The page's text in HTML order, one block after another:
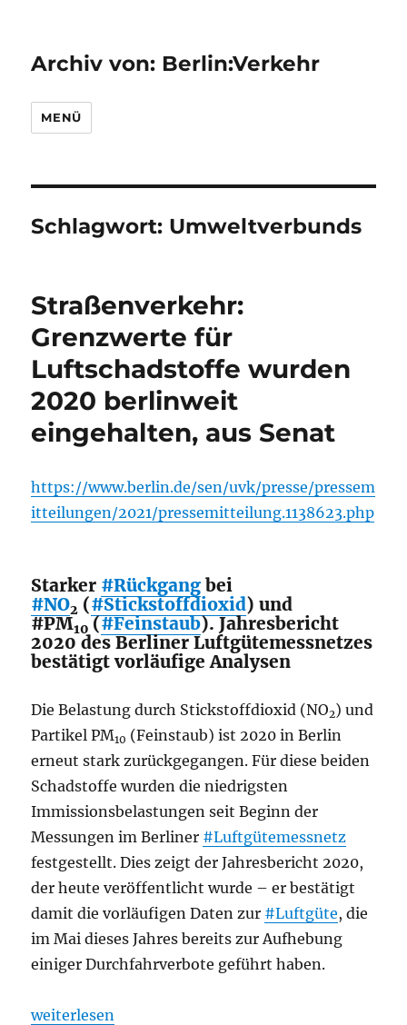
Archiv von: Berlin:Verkehr
MENÜ
Schlagwort: Umweltverbunds
Straßenverkehr:
Grenzwerte für
Luftschadstoffe wurden
2020 berlinweit
eingehalten, aus Senat
https://www.berlin.de/sen/uvk/presse/pressem
itteilungen/2021/pressemitteilung.1138623.php
Starker #Rückgang bei
#NO2 (#Stickstoffdioxid) und
#PM10(#Feinstaub). Jahresbericht
2020 des Berliner Luftgütemessnetzes
bestätigt vorläufige Analysen
Die Belastung durch Stickstoffdioxid (NO2) und
Partikel PM10 (Feinstaub) ist 2020 in Berlin
erneut stark zurückgegangen. Für diese beiden
Schadstoffe wurden die niedrigsten
Immissionsbelastungen seit Beginn der
Messungen im Berliner #Luftgütemessnetz
festgestellt. Dies zeigt der Jahresbericht 2020,
der heute veröffentlicht wurde – er bestätigt
damit die vorläufigen Daten zur #Luftgüte, die
im Mai dieses Jahres bereits zur Aufhebung
einiger Durchfahrverbote geführt haben.
„Straßenverkehr: Grenzwerte für Luftschadstoffe
weiterlesen